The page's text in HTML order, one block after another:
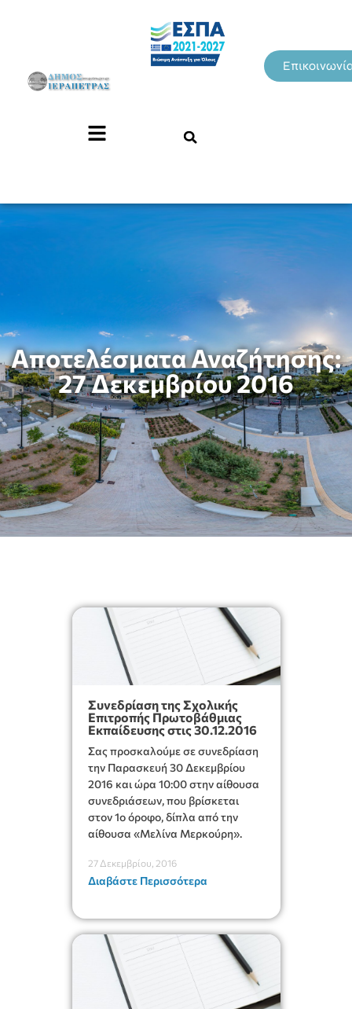
Αποτελέσματα Αναζήτησης:
27 Δεκεμβρίου 2016
Συνεδρίαση της Σχολικής
Επιτροπής Πρωτοβάθμιας
Εκπαίδευσης στις 30.12.2016
Σας προσκαλούμε σε συνεδρίαση
την Παρασκευή 30 Δεκεμβρίου
2016 και ώρα 10:00 στην αίθουσα
συνεδριάσεων, που βρίσκεται
στον 1ο όροφο, δίπλα από την
αίθουσα «Μελίνα Μερκούρη».
27 Δεκεμβρίου, 2016
Διαβάστε Περισσότερα